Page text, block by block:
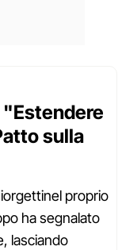
sulla
proprio
ha segnalato
lasciando